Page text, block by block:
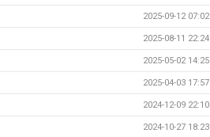
2025-09-12 07:02
2025-08-11 22:24
2025-05-02 14:25
2025-04-03 17:57
2024-12-09 22:10
2024-10-27 18:23